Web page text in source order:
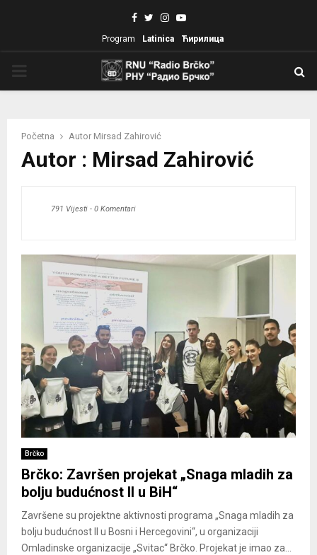
Facebook
TwitterInstagram
Youtube
Program Latinica Ћирилица
Početna Autor Mirsad Zahirović
Autor : Mirsad Zahirović
791 Vijesti - 0 Komentari
Brčko
Brčko: Završen projekat „Snaga mladih za
bolju budućnost II u BiH“
Završene su projektne aktivnosti programa „Snaga mladih za
bolju budućnost II u Bosni i Hercegovini“, u organizaciji
Omladinske organizacije „Svitac“ Brčko. Projekat je imao za...